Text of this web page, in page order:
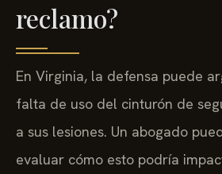
reclamo?
En Virginia, la defensa puede
falta de uso del cinturón de
a sus lesiones. Un abogado
evaluar cómo esto podría